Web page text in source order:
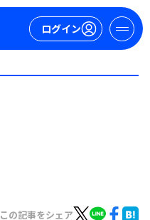
ログイン
この記事をシェア